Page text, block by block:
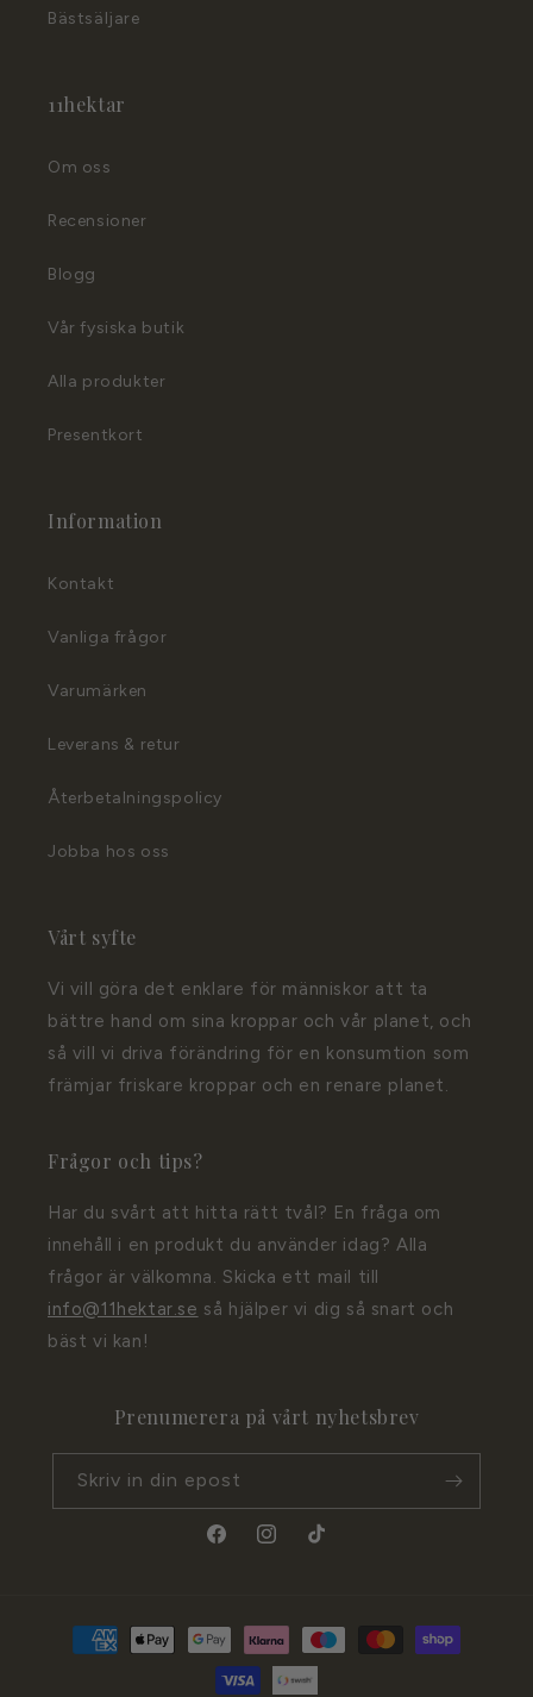
Bästsäljare
11hektar
Om oss
Recensioner
Blogg
Vår fysiska butik
Alla produkter
Presentkort
Information
Kontakt
Vanliga frågor
Varumärken
Leverans & retur
Återbetalningspolicy
Jobba hos oss
Vårt syfte
Vi vill göra det enklare för människor att ta
bättre hand om sina kroppar och vår planet, och
så vill vi driva förändring för en konsumtion som
främjar friskare kroppar och en renare planet.
Frågor och tips?
Har du svårt att hitta rätt tvål? En fråga om
innehåll i en produkt du använder idag? Alla
frågor är välkomna. Skicka ett mail till
info@11hektar.se så hjälper vi dig så snart och
bäst vi kan!
Prenumerera på vårt nyhetsbrev
Skriv in din epost
FacebookInstagramTikTok
Betalningsmetoder